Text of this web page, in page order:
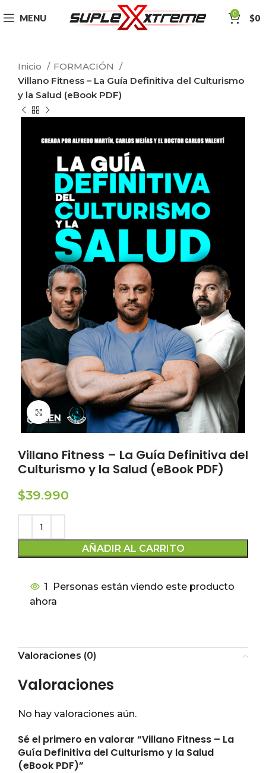
MENU 0 $0
Inicio
FORMACIÓN
Villano Fitness – La Guía Definitiva del Culturismo
y la Salud (eBook PDF)
Click to enlarge
Villano Fitness – La Guía Definitiva del
Culturismo y la Salud (eBook PDF)
$39.990
AÑADIR AL CARRITO
1
Personas están viendo este producto
ahora
Valoraciones (0)
Valoraciones
No hay valoraciones aún.
Sé el primero en valorar “Villano Fitness – La
Guía Definitiva del Culturismo y la Salud
(eBook PDF)”